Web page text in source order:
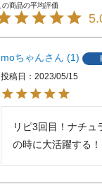
moちゃん 1
投稿日
2023/05/15
リピ3回目！ナチュ
の時に大活躍する！